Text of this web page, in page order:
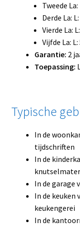
Tweede
Derde La:
Vierde La:
Vijfde La:
Garantie: 2
Toepassing:
Typische
In de
tijdschriften
In de
In de garage
In de keuken
keukengerei
In de